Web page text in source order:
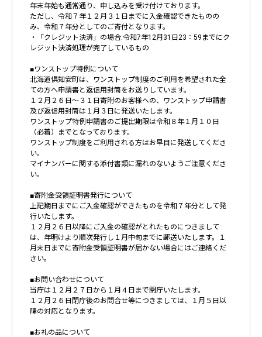
年末年始も通常通り、申し込みを受け付けております。
ただし、令和７年１２月３１日までに入金確認できたものの
み、令和７年分としてのご寄付となります。
・「クレジット決済」の場合:令和7年12月31日23：59までにク
レジット決済処理が完了しているもの
■ワンストップ特例について
北海道倶知安町は、ワンストップ制度のご利用を希望された全
ての方へ申請書と返信用封筒をお送りしています。
１２月２６日～３１日寄附のお客様への、ワンストップ申請書
及び返信用封筒は１月３日に発送いたします。
ワンストップ特例申請書のご提出期限は令和８年１月１０日
（必着）までとなっております。
ワンストップ制度をご利用される方はお早目に発送してくださ
い。
マイナンバーに関する添付書類に漏れのないようご注意くださ
い。
■寄附金受領証明書発行について
上記期日までにご入金確認ができたものを令和７年分として発
行いたします。
１２月２６日以降にご入金の確認がとれたものにつきまして
は、年明けより順次発行し１月中旬までに郵送いたします。１
月末日までに寄附金受領証明書が届かない場合にはご連絡くだ
さい。
■お問い合わせについて
当庁は１２月２７日から１月４日まで閉庁いたします。
１２月２６日閉庁後のお問合せ等につきましては、１月５日以
降の対応となります。
■お礼の品について